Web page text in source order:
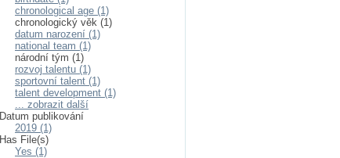
chronological age (1)
chronologický věk (1)
datum narození (1)
national team (1)
národní tým (1)
rozvoj talentu (1)
sportovní talent (1)
talent development (1)
... zobrazit další
Datum publikování
2019 (1)
Has File(s)
Yes (1)